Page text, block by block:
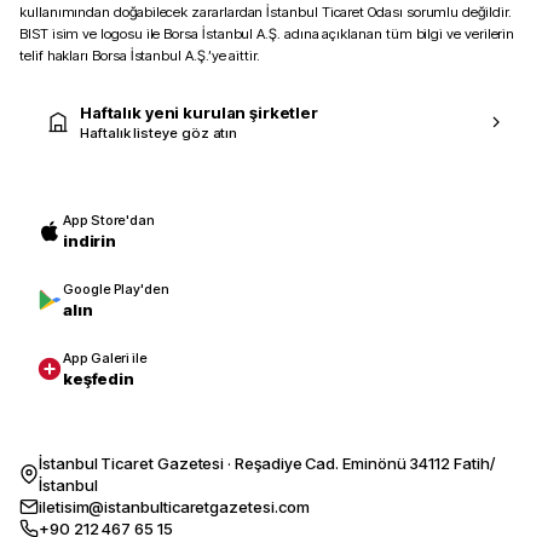
kullanımından doğabilecek zararlardan İstanbul Ticaret Odası sorumlu değildir.
BIST isim ve logosu ile Borsa İstanbul A.Ş. adına açıklanan tüm bilgi ve verilerin
telif hakları Borsa İstanbul A.Ş.’ye aittir.
Haftalık yeni kurulan şirketler
Haftalık listeye göz atın
App Store'dan
indirin
Google Play'den
alın
App Galeri ile
keşfedin
İstanbul Ticaret Gazetesi · Reşadiye Cad. Eminönü 34112 Fatih/
İstanbul
iletisim@istanbulticaretgazetesi.com
+90 212 467 65 15